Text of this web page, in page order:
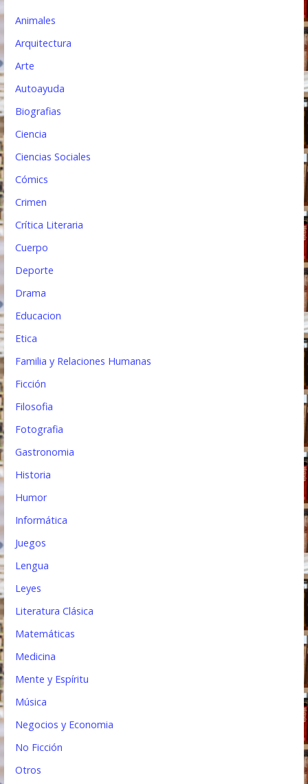
n
Animales
Arquitectura
Arte
Autoayuda
Biografias
Ciencia
Ciencias Sociales
Cómics
Crimen
Crítica Literaria
Cuerpo
Deporte
Drama
Educacion
Etica
Familia y Relaciones Humanas
Ficción
Filosofia
Fotografia
Gastronomia
Historia
Humor
Informática
Juegos
Lengua
Leyes
Literatura Clásica
Matemáticas
Medicina
Mente y Espíritu
Música
Negocios y Economia
No Ficción
Otros